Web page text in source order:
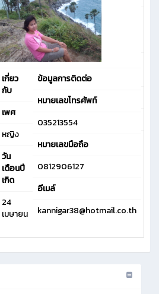
เกี่ยว
กับ
เพศ
หญิง
วัน
เดือนปี
เกิด
24
เมษายน
ข้อมูลการติดต่อ
หมายเลขโทรศัพท์
035213554
หมายเลขมือถือ
0812906127
อีเมล์
kannigar38@hotmail.co.th